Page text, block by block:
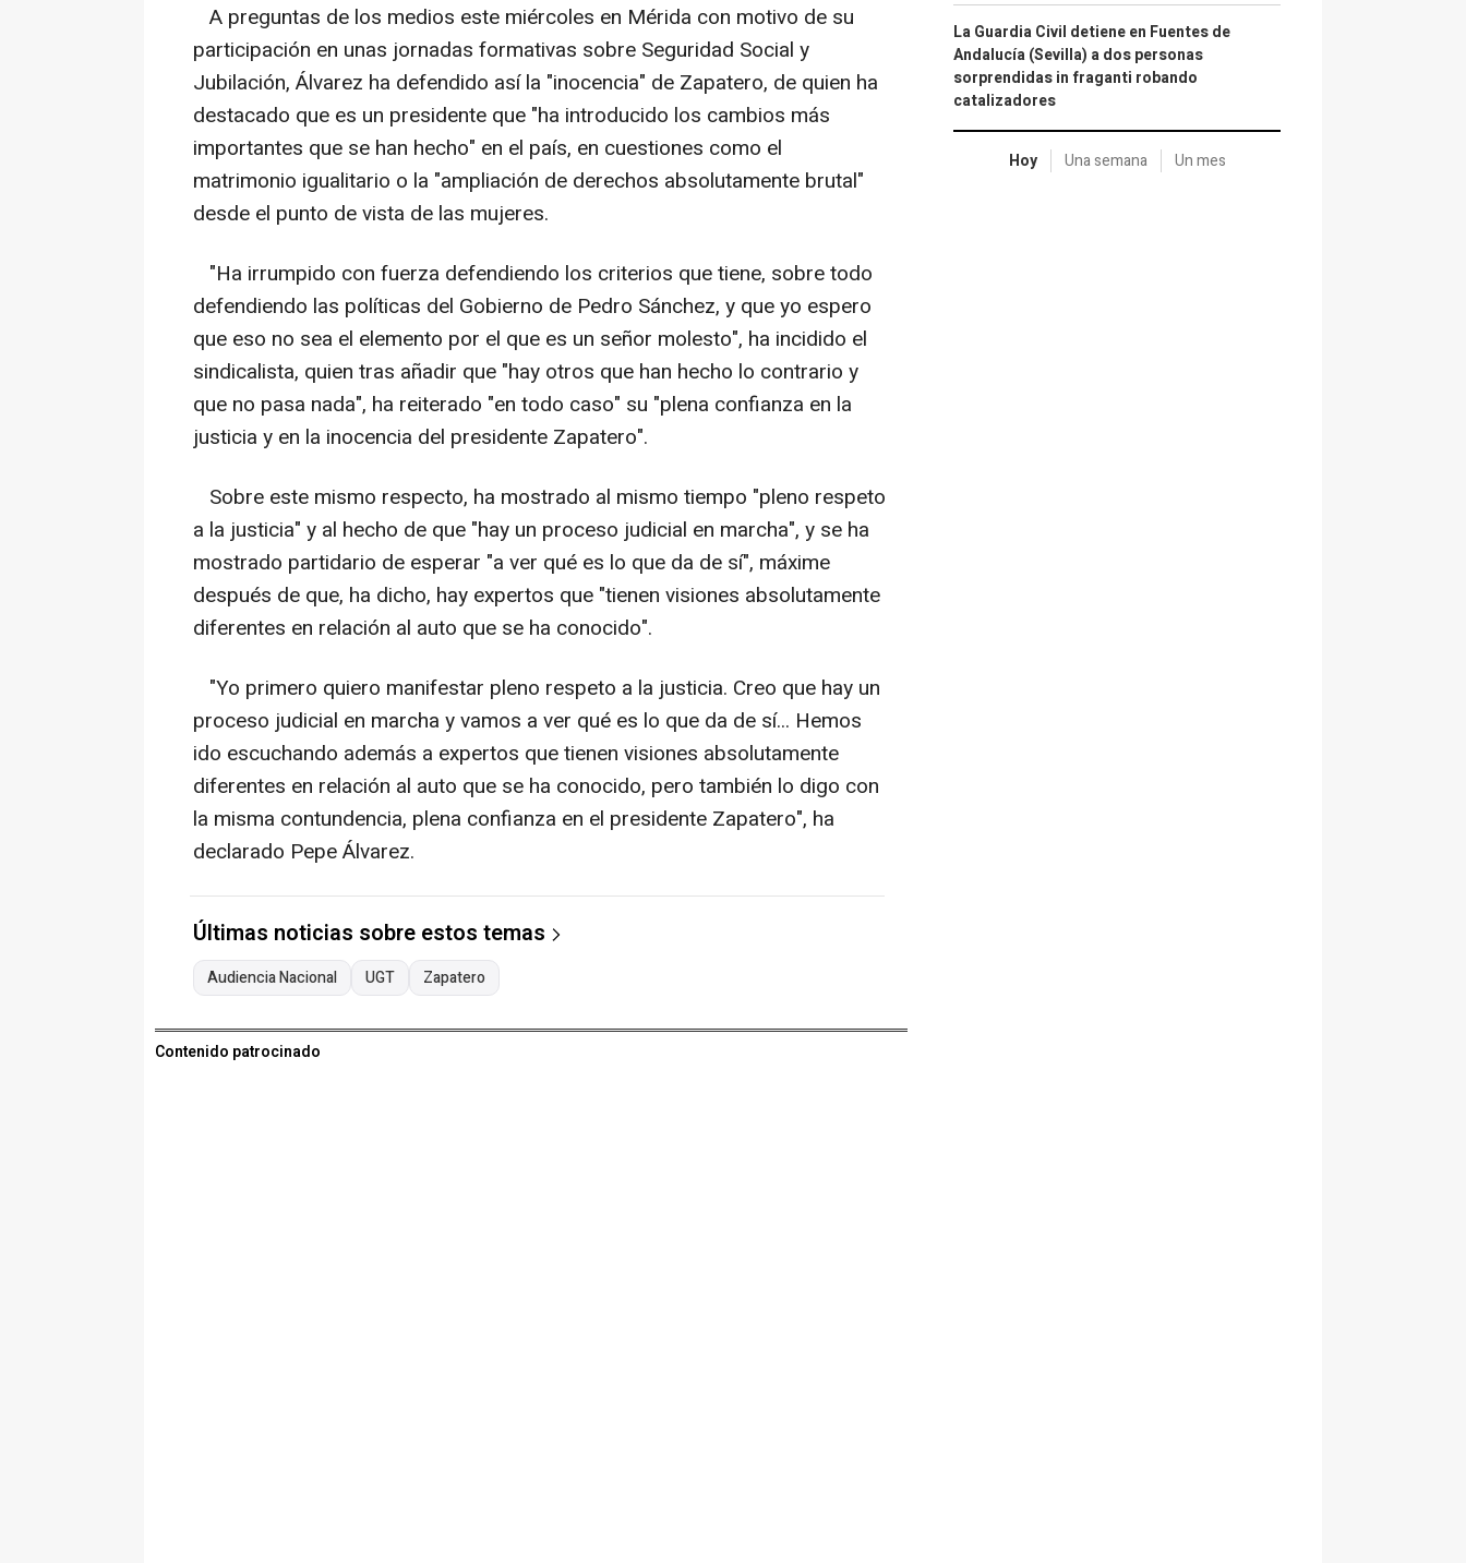
A preguntas de los medios este miércoles en Mérida con motivo de su
participación en unas jornadas formativas sobre Seguridad Social y
Jubilación, Álvarez ha defendido así la "inocencia" de Zapatero, de quien ha
destacado que es un presidente que "ha introducido los cambios más
importantes que se han hecho" en el país, en cuestiones como el
matrimonio igualitario o la "ampliación de derechos absolutamente brutal"
desde el punto de vista de las mujeres.
"Ha irrumpido con fuerza defendiendo los criterios que tiene, sobre todo
defendiendo las políticas del Gobierno de Pedro Sánchez, y que yo espero
que eso no sea el elemento por el que es un señor molesto", ha incidido el
sindicalista, quien tras añadir que "hay otros que han hecho lo contrario y
que no pasa nada", ha reiterado "en todo caso" su "plena confianza en la
justicia y en la inocencia del presidente Zapatero".
Sobre este mismo respecto, ha mostrado al mismo tiempo "pleno respeto
a la justicia" y al hecho de que "hay un proceso judicial en marcha", y se ha
mostrado partidario de esperar "a ver qué es lo que da de sí", máxime
después de que, ha dicho, hay expertos que "tienen visiones absolutamente
diferentes en relación al auto que se ha conocido".
"Yo primero quiero manifestar pleno respeto a la justicia. Creo que hay un
proceso judicial en marcha y vamos a ver qué es lo que da de sí... Hemos
ido escuchando además a expertos que tienen visiones absolutamente
diferentes en relación al auto que se ha conocido, pero también lo digo con
la misma contundencia, plena confianza en el presidente Zapatero", ha
declarado Pepe Álvarez.
Últimas noticias sobre estos temas
Audiencia Nacional UGT Zapatero
Contenido patrocinado
La Guardia Civil detiene en Fuentes de
Andalucía (Sevilla) a dos personas
sorprendidas in fraganti robando
catalizadores
Hoy Una semana Un mes